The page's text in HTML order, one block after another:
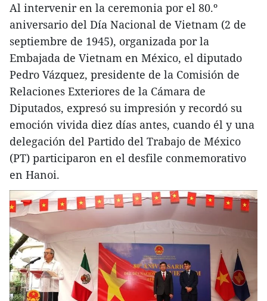
Al intervenir en la ceremonia por el 80.º
aniversario del Día Nacional de Vietnam (2 de
septiembre de 1945), organizada por la
Embajada de Vietnam en México, el diputado
Pedro Vázquez, presidente de la Comisión de
Relaciones Exteriores de la Cámara de
Diputados, expresó su impresión y recordó su
emoción vivida diez días antes, cuando él y una
delegación del Partido del Trabajo de México
(PT) participaron en el desfile conmemorativo
en Hanoi.